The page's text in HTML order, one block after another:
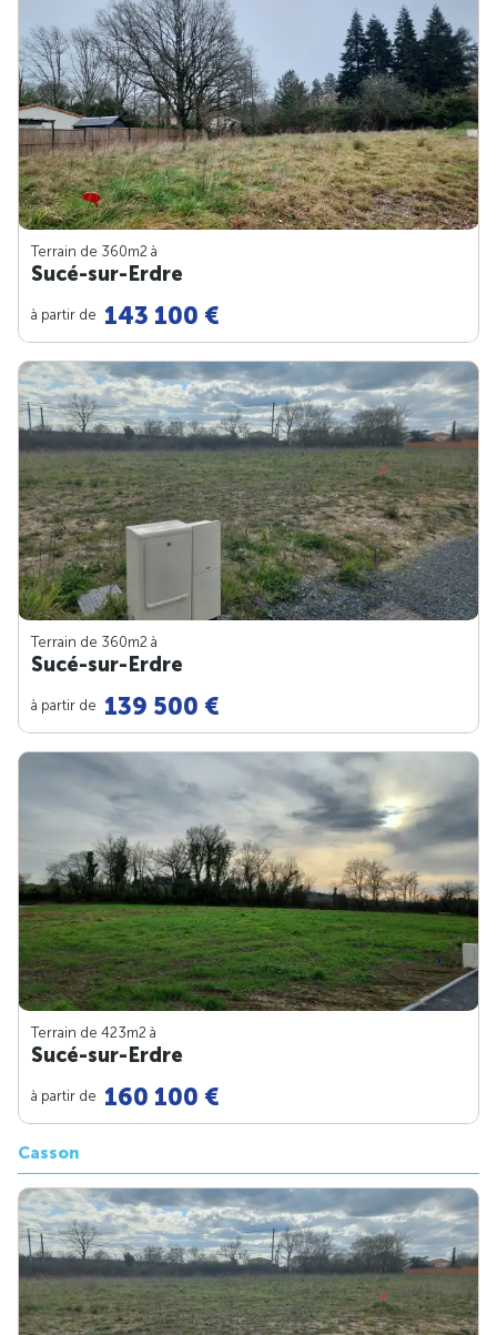
Terrain de 360m2 à
Sucé-sur-Erdre
à partir de 143 100 €
Terrain de 360m2 à
Sucé-sur-Erdre
à partir de 139 500 €
Terrain de 423m2 à
Sucé-sur-Erdre
à partir de 160 100 €
Casson